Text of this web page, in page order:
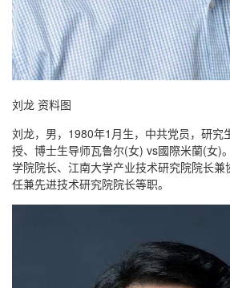
刘龙 资料图
刘龙，男，1980年1月生，中共党员，研究
授、博士生导师瓦鲁尔(女) vs國際米蘭(女)
学院院长、江南大学产业技术研究院院长兼
任兼先进技术研究院院长等职。